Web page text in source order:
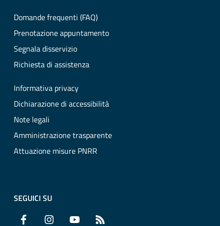
Domande frequenti (FAQ)
Prenotazione appuntamento
Segnala disservizio
Richiesta di assistenza
Informativa privacy
Dichiarazione di accessibilità
Note legali
Amministrazione trasparente
Attuazione misure PNRR
SEGUICI SU
Facebook Instagram YouTube